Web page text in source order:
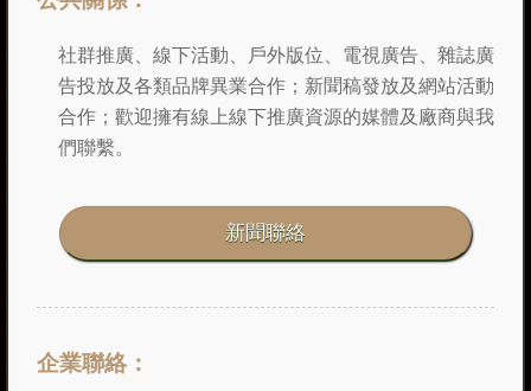
社群推廣、線下活動、戶外版位、電視廣告、雜誌廣
告投放及各類品牌異業合作；新聞稿發放及網站活動
合作；歡迎擁有線上線下推廣資源的媒體及廠商與我
們聯繫。
企業聯絡：